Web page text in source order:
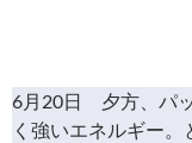
6月20日 夕方、パ
く強いエネルギー